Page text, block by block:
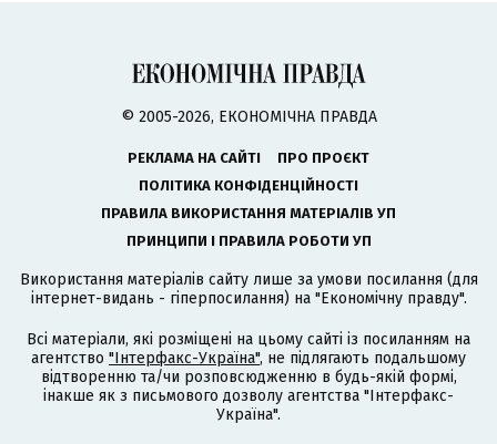
© 2005-2026, ЕКОНОМІЧНА ПРАВДА
РЕКЛАМА НА САЙТІ
ПРО ПРОЄКТ
ПОЛІТИКА КОНФІДЕНЦІЙНОСТІ
ПРАВИЛА ВИКОРИСТАННЯ МАТЕРІАЛІВ УП
ПРИНЦИПИ І ПРАВИЛА РОБОТИ УП
Використання матеріалів сайту лише за умови посилання (для
інтернет-видань - гіперпосилання) на "Економічну правду".
Всі матеріали, які розміщені на цьому сайті із посиланням на
агентство "Інтерфакс-Україна", не підлягають подальшому
відтворенню та/чи розповсюдженню в будь-якій формі,
інакше як з письмового дозволу агентства "Інтерфакс-
Україна".